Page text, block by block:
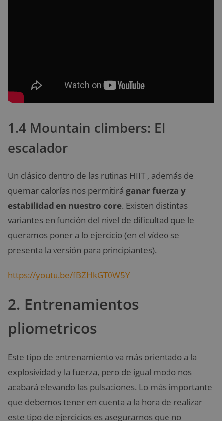
1.4 Mountain climbers: El
escalador
Un clásico dentro de las rutinas HIIT , además de
quemar calorías nos permitirá ganar fuerza y
estabilidad en nuestro core. Existen distintas
variantes en función del nivel de dificultad que le
queramos poner a lo ejercicio (en el vídeo se
presenta la versión para principiantes).
https://youtu.be/fBZHkGT0W5Y
2. Entrenamientos
pliometricos
Este tipo de entrenamiento va más orientado a la
explosividad y la fuerza, pero de igual modo nos
acabará elevando las pulsaciones. Lo más importante
que debemos tener en cuenta a la hora de realizar
este tipo de ejercicios es asegurarnos que no